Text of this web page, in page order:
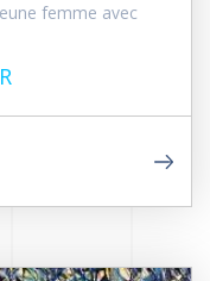
femme avec